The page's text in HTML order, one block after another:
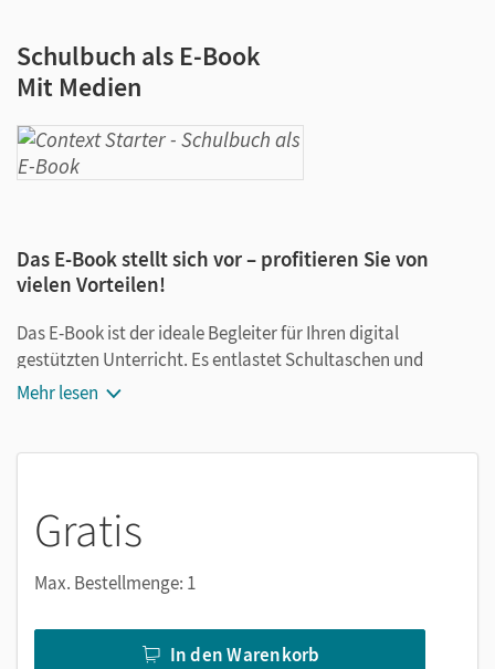
Schulbuch als E-Book
Mit Medien
Das E-Book stellt sich vor – profitieren Sie von
vielen Vorteilen!
Das E-Book ist der ideale Begleiter für Ihren digital
gestützten Unterricht. Es entlastet Schultaschen und
Rucksäcke und ist jederzeit unkompliziert verfügbar.
Markierungen setzen
Text ergänzen
Lesezeichen hinzufügen
zoomen
Mehr lesen
Gratis
Max. Bestellmenge: 1
In den Warenkorb